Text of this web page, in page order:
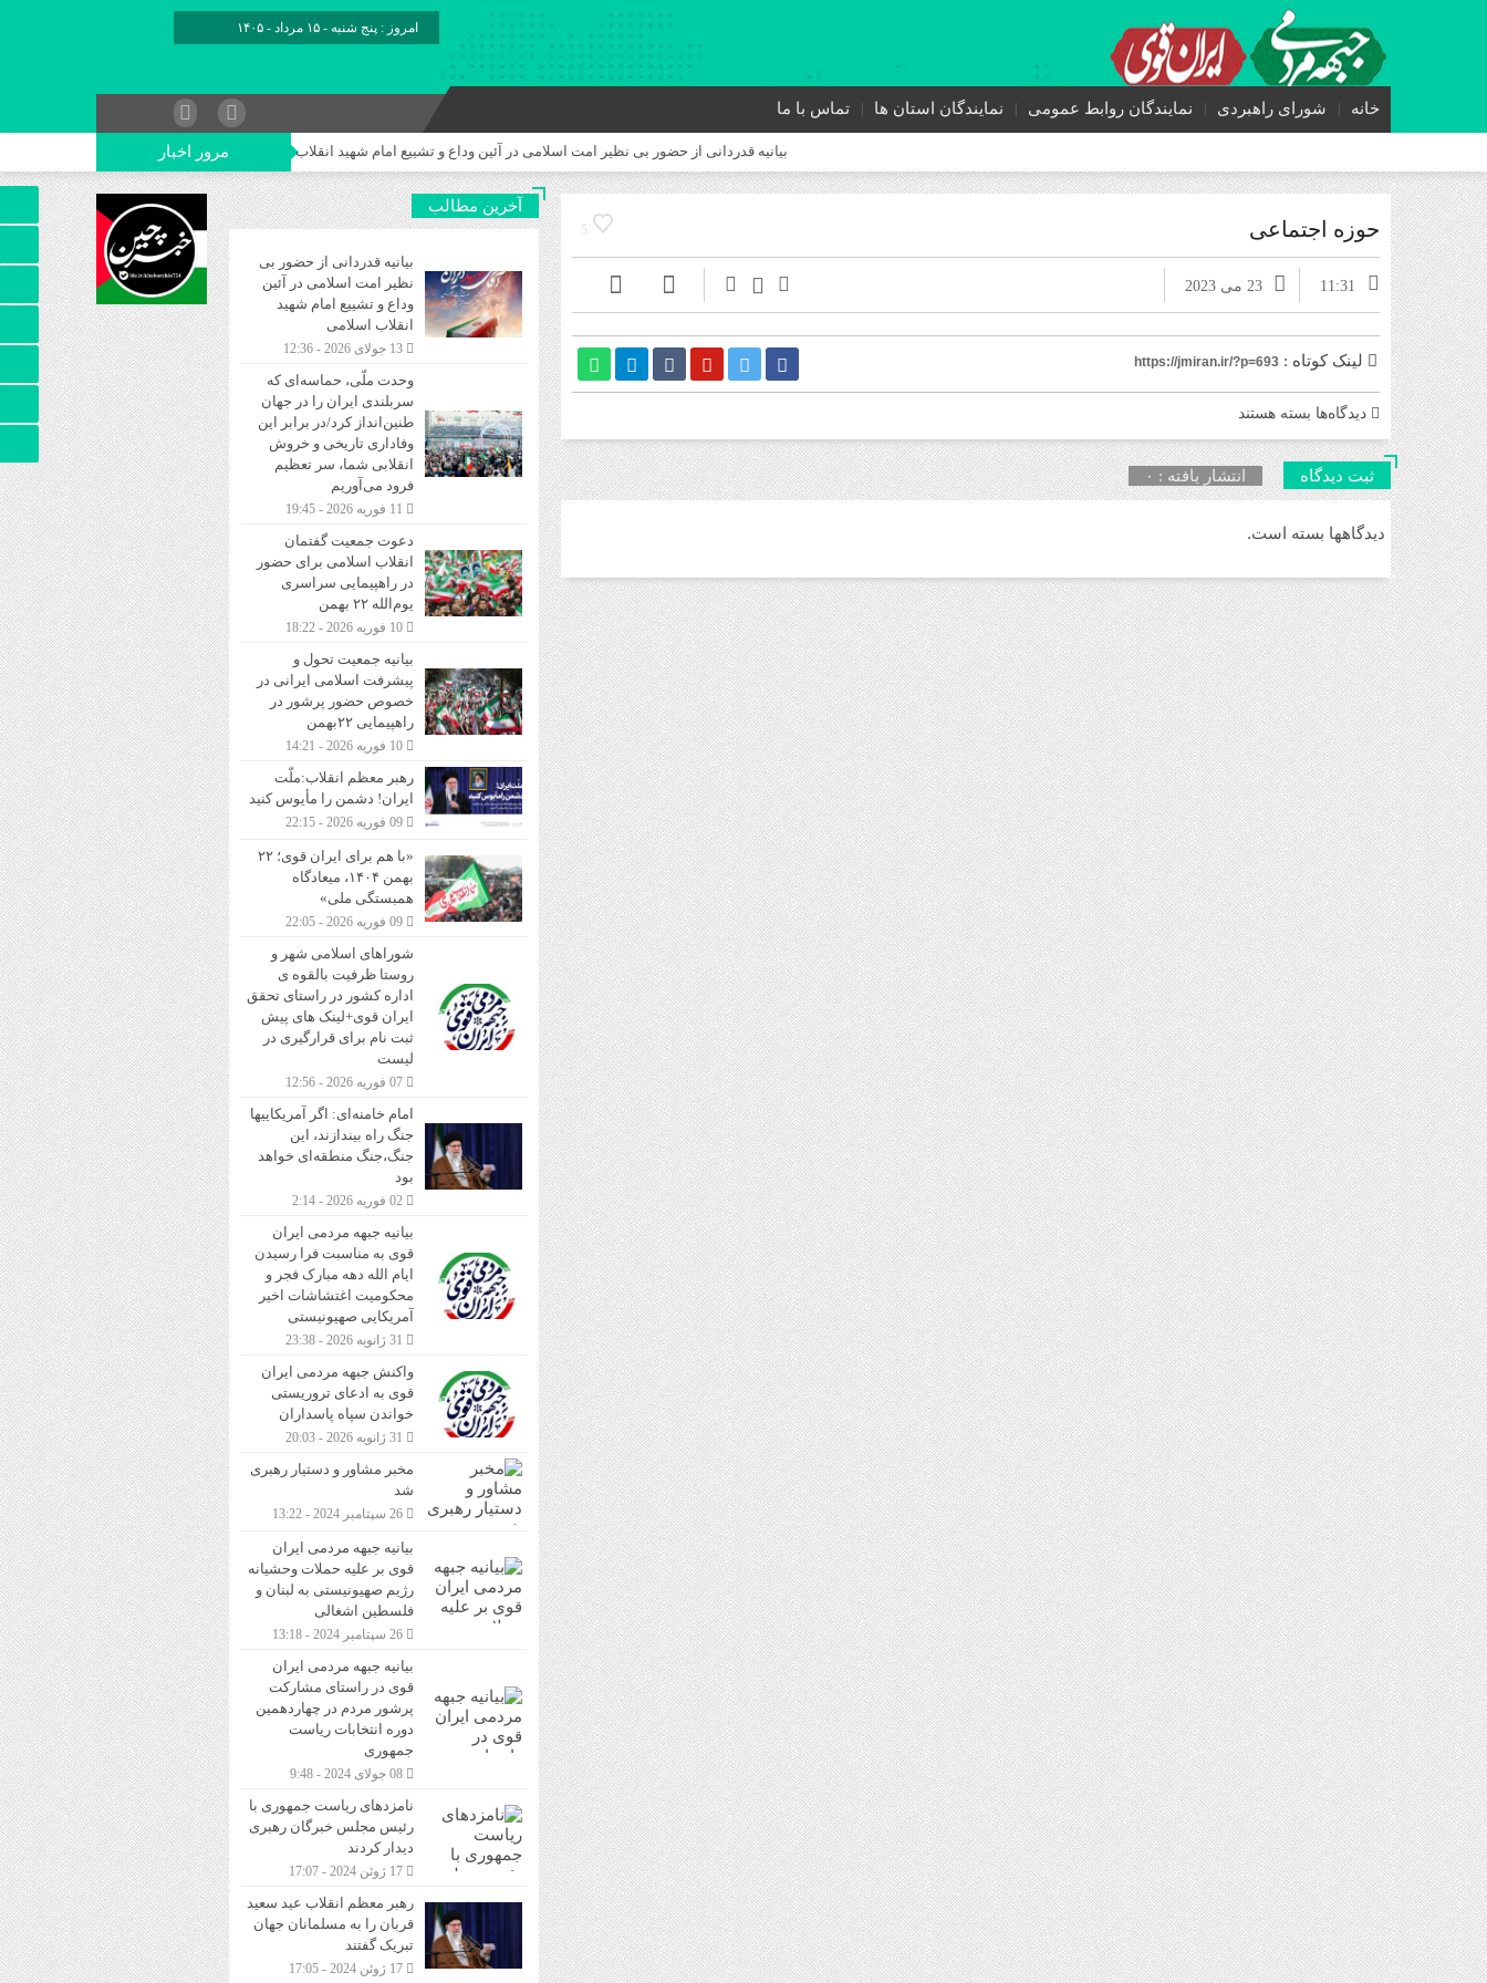
امروز : پنج شنبه - ۱۵ مرداد - ۱۴۰۵
خانه شورای راهبردی نمایندگان روابط عمومی نمایندگان استان ها تماس با ما
مرور اخبار بیانیه قدردانی از حضور بی نظیر امت اسلامی در آئین وداع و تشییع امام شهید انقلاب اسلامی وحدت ملّی، حماسه‌ای که سربلندی ایران
5 حوزه اجتماعی
11:31 23 می 2023
لینک کوتاه : https://jmiran.ir/?p=693
دیدگاه‌ها برای
اجتماعی
بسته هستند
ثبت دیدگاه انتشار یافته : ۰
دیدگاهها بسته است.
آخرین مطالب
بیانیه قدردانی از حضور بی
نظیر امت اسلامی در آئین
وداع و تشییع امام شهید
انقلاب اسلامی
وحدت ملّی، حماسه‌ای که
سربلندی ایران را در جهان
طنین‌انداز کرد/در برابر این
وفاداری تاریخی و خروش
انقلابی شما، سر تعظیم
فرود می‌آوریم
دعوت‌ جمعیت گفتمان
انقلاب اسلامی برای حضور
در راهپیمایی سراسری
یوم‌الله ۲۲ بهمن
بیانیه جمعیت تحول و
پیشرفت اسلامی ایرانی در
خصوص حضور پرشور در
راهپیمایی ۲۲بهمن
رهبر معظم انقلاب:ملّت
ایران! دشمن را مأیوس کنید
«با هم برای ایران قوی؛ ۲۲
بهمن ۱۴۰۴، میعادگاه
همبستگی ملی»
شوراهای اسلامی شهر و
روستا ظرفیت بالقوه ی
اداره کشور در راستای تحقق
ایران قوی+لینک های پیش
ثبت نام برای قرارگیری در
لیست
امام خامنه‌ای: اگر آمریکاییها
جنگ راه بیندازند، این
جنگ،جنگ منطقه‌ای خواهد
بود
بیانیه جبهه مردمی ایران‌
قوی به مناسبت فرا رسیدن
ایام الله دهه مبارک فجر و
محکومیت اغتشاشات اخیر
آمریکایی صهیونیستی
واکنش جبهه مردمی ایران
قوی به ادعای تروریستی
خواندن سپاه پاسداران
مخبر مشاور و دستیار رهبری
شد
بیانیه جبهه مردمی ایران
قوی بر علیه حملات وحشیانه
رژیم صهیونیستی به لبنان و
فلسطین اشغالی
بیانیه جبهه مردمی ایران
قوی در راستای مشارکت
پرشور مردم در چهاردهمین
دوره انتخابات ریاست
جمهوری
نامزدهای ریاست جمهوری با
رئیس مجلس خبرگان رهبری
دیدار کردند
رهبر معظم انقلاب عید سعید
قربان را به مسلمانان جهان
تبریک گفتند